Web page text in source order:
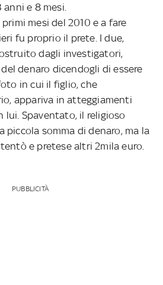
e 8 mesi.
mesi del 2010 e a fare
fu proprio il prete. I due,
dagli investigatori,
denaro dicendogli di essere
in cui il figlio, che
appariva in atteggiamenti
Spaventato, il religioso
piccola somma di denaro, ma la
e pretese altri 2mila euro.
PUBBLICITÀ